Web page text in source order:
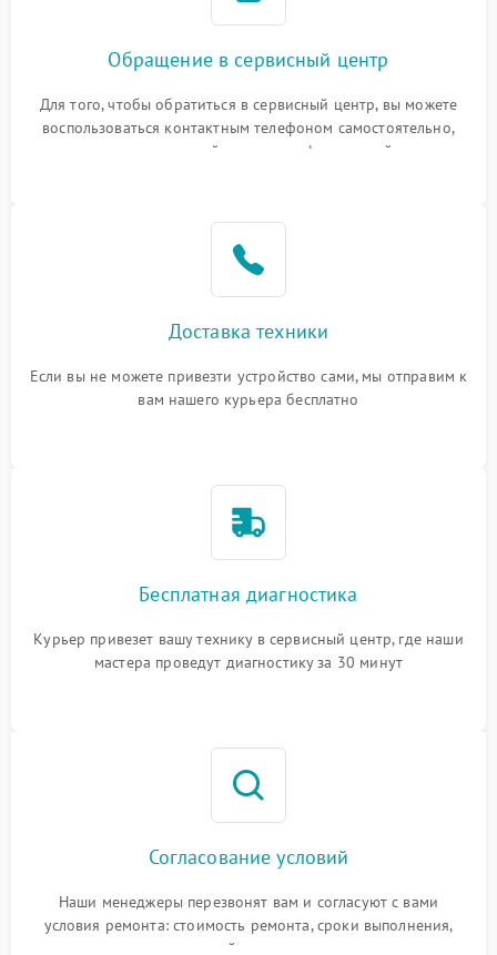
Обращение в сервисный центр
Для того, чтобы обратиться в сервисный центр, вы можете
воспользоваться контактным телефоном самостоятельно,
или оставить свой номер телефона на сайте
Доставка техники
Если вы не можете привезти устройство сами, мы отправим к
вам нашего курьера бесплатно
Бесплатная диагностика
Курьер привезет вашу технику в сервисный центр, где наши
мастера проведут диагностику за 30 минут
Согласование условий
Наши менеджеры перезвонят вам и согласуют с вами
условия ремонта: стоимость ремонта, сроки выполнения,
гарантийные условия